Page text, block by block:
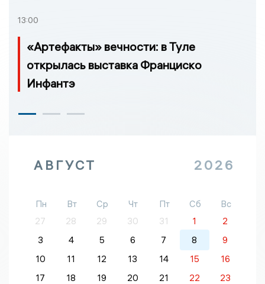
13:00
«Артефакты» вечности: в Туле
открылась выставка Франциско
Инфантэ
АВГУСТ 2026
Пн Вт Ср Чт Пт Сб
Вс
27
28 29 30 31 1
2
3
4 5 6 7 8
9
10
11 12 13 14 15
16
17
18 19 20 21 22
23